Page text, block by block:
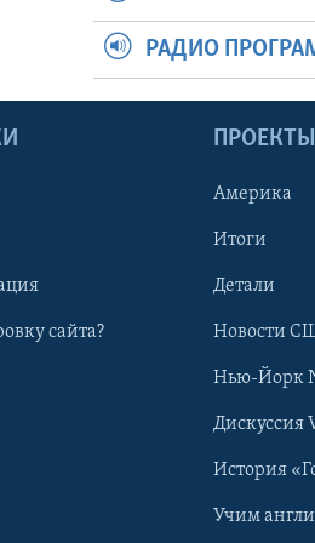
РАДИО
сайта?
ПРОЕКТЫ
Америка
Итоги
Детали
Новости
Нью-Йорк
Дискуссия
История
Учим